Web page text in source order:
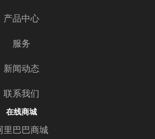
产品中心
服务
新闻动态
联系我们
在线商城
里巴巴商城